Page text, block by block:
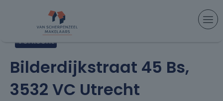
> Bilderdijkstraat 45 Bs, Utrecht
Verkocht
+42
Bilderdijkstraat 45 Bs,
3532 VC Utrecht